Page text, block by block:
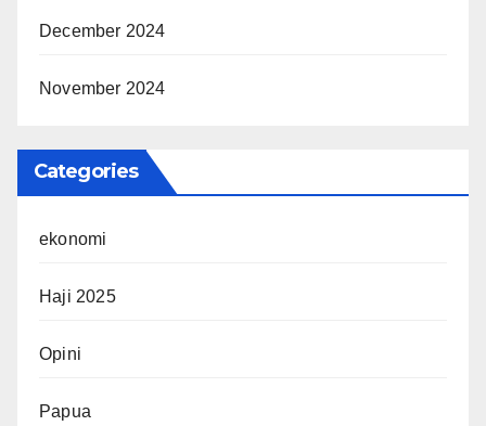
December 2024
November 2024
Categories
ekonomi
Haji 2025
Opini
Papua